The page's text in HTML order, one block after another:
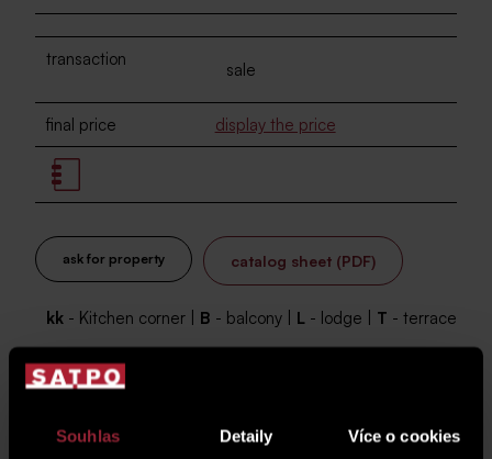
Souhlas Detaily Více o cookies
transaction
sale
final price display the price
ask for property catalog sheet (PDF)
kk - Kitchen corner | B - balcony | L - lodge | T - terrace